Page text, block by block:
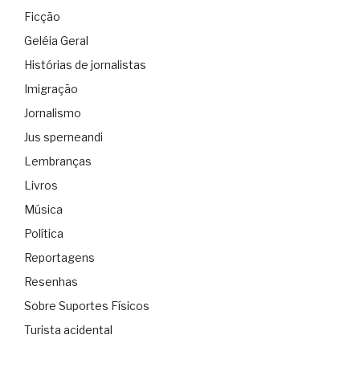
Ficção
Geléia Geral
Histórias de jornalistas
Imigração
Jornalismo
Jus sperneandi
Lembranças
Livros
Música
Política
Reportagens
Resenhas
Sobre Suportes Físicos
Turista acidental